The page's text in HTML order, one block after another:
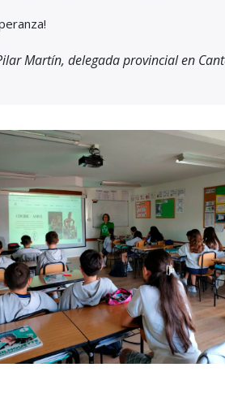
Martín, delegada provincial en